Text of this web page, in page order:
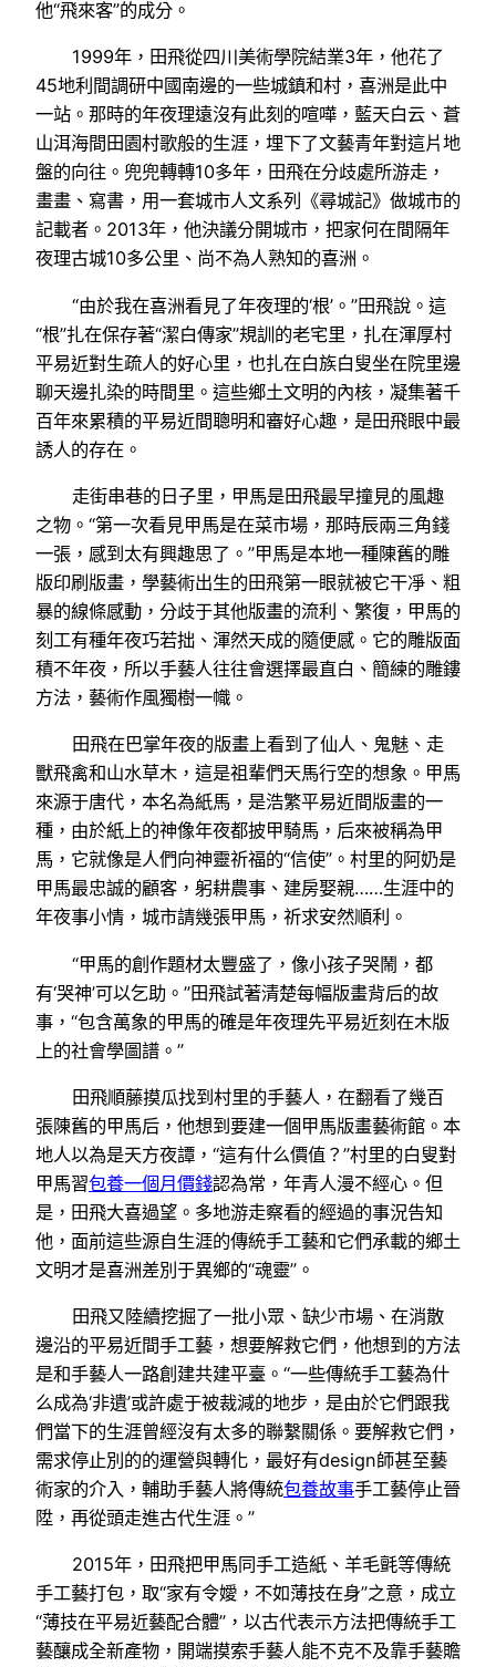
他“飛來客”的成分。
1999年，田飛從四川美術學院結業3年，他花了
45地利間調研中國南邊的一些城鎮和村，喜洲是此中
一站。那時的年夜理遠沒有此刻的喧嘩，藍天白云、蒼
山洱海間田園村歌般的生涯，埋下了文藝青年對這片地
盤的向往。兜兜轉轉10多年，田飛在分歧處所游走，
畫畫、寫書，用一套城市人文系列《尋城記》做城市的
記載者。2013年，他決議分開城市，把家何在間隔年
夜理古城10多公里、尚不為人熟知的喜洲。
“由於我在喜洲看見了年夜理的‘根’。”田飛說。這
“根”扎在保存著“潔白傳家”規訓的老宅里，扎在渾厚村
平易近對生疏人的好心里，也扎在白族白叟坐在院里邊
聊天邊扎染的時間里。這些鄉土文明的內核，凝集著千
百年來累積的平易近間聰明和審好心趣，是田飛眼中最
誘人的存在。
走街串巷的日子里，甲馬是田飛最早撞見的風趣
之物。“第一次看見甲馬是在菜市場，那時辰兩三角錢
一張，感到太有興趣思了。”甲馬是本地一種陳舊的雕
版印刷版畫，學藝術出生的田飛第一眼就被它干凈、粗
暴的線條感動，分歧于其他版畫的流利、繁復，甲馬的
刻工有種年夜巧若拙、渾然天成的隨便感。它的雕版面
積不年夜，所以手藝人往往會選擇最直白、簡練的雕鏤
方法，藝術作風獨樹一幟。
田飛在巴掌年夜的版畫上看到了仙人、鬼魅、走
獸飛禽和山水草木，這是祖輩們天馬行空的想象。甲馬
來源于唐代，本名為紙馬，是浩繁平易近間版畫的一
種，由於紙上的神像年夜都披甲騎馬，后來被稱為甲
馬，它就像是人們向神靈祈福的“信使”。村里的阿奶是
甲馬最忠誠的顧客，躬耕農事、建房娶親……生涯中的
年夜事小情，城市請幾張甲馬，祈求安然順利。
“甲馬的創作題材太豐盛了，像小孩子哭鬧，都
有‘哭神’可以乞助。”田飛試著清楚每幅版畫背后的故
事，“包含萬象的甲馬的確是年夜理先平易近刻在木版
上的社會學圖譜。”
田飛順藤摸瓜找到村里的手藝人，在翻看了幾百
張陳舊的甲馬后，他想到要建一個甲馬版畫藝術館。本
地人以為是天方夜譚，“這有什么價值？”村里的白叟對
甲馬習包養一個月價錢認為常，年青人漫不經心。但
是，田飛大喜過望。多地游走察看的經過的事況告知
他，面前這些源自生涯的傳統手工藝和它們承載的鄉土
文明才是喜洲差別于異鄉的“魂靈”。
田飛又陸續挖掘了一批小眾、缺少市場、在消散
邊沿的平易近間手工藝，想要解救它們，他想到的方法
是和手藝人一路創建共建平臺。“一些傳統手工藝為什
么成為‘非遺’或許處于被裁減的地步，是由於它們跟我
們當下的生涯曾經沒有太多的聯繫關係。要解救它們，
需求停止別的的運營與轉化，最好有design師甚至藝
術家的介入，輔助手藝人將傳統包養故事手工藝停止晉
陞，再從頭走進古代生涯。”
2015年，田飛把甲馬同手工造紙、羊毛氈等傳統
手工藝打包，取“家有令嬡，不如薄技在身”之意，成立
“薄技在平易近藝配合體”，以古代表示方法把傳統手工
藝釀成全新產物，開端摸索手藝人能不克不及靠手藝贍